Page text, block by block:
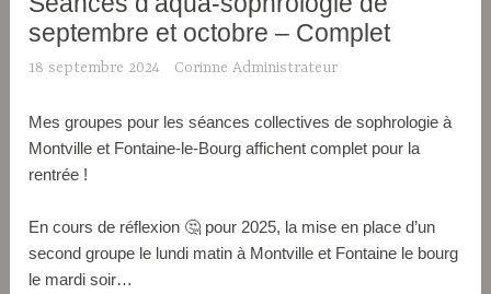
septembre et octobre – Complet
18 septembre 2024 Corinne Administrateur
Mes groupes pour les séances collectives de sophrologie à
Montville et Fontaine-le-Bourg affichent complet pour la
rentrée !
En cours de réflexion 🤔 pour 2025, la mise en place d’un
second groupe le lundi matin à Montville et Fontaine le bourg
le mardi soir…